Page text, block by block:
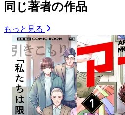
同じ著者の作品
もっと見る